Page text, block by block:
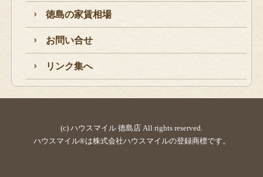
徳島の家賃相場
お問い合せ
リンク集へ
(c) ハウスマイル 徳島店 All rights reserved.
ハウスマイル®は株式会社ハウスマイルの登録商標です。